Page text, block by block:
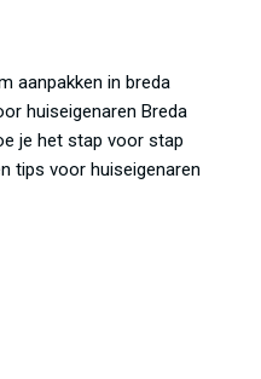
aanpakken in breda
huiseigenaren Breda
je het stap voor stap
tips voor huiseigenaren